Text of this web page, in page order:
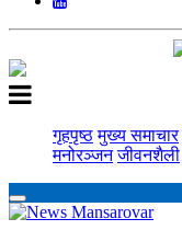
गृहपृष्ठ मुख्य समाचार
मनोरञ्‍जन जीवनशैली